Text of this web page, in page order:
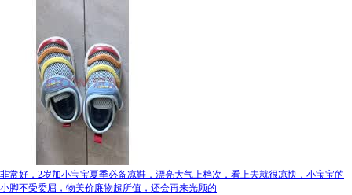
非常好，2岁加小宝宝夏季必备凉鞋，漂亮大气上档次，看上去就很凉快，小宝宝的
小脚不受委屈，物美价廉物超所值，还会再来光顾的